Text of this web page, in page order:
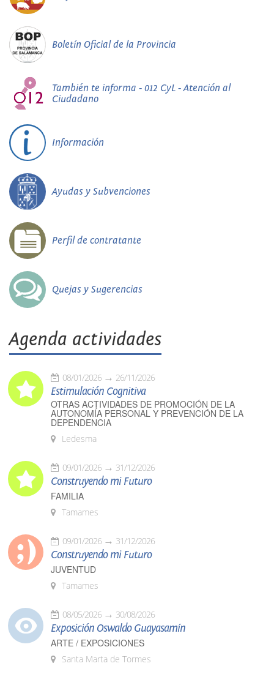
Boletín Oficial de la Provincia
También te informa - 012 CyL - Atención al
Ciudadano
Información
Ayudas y Subvenciones
Perfil de contratante
Quejas y Sugerencias
Agenda actividades
08/01/2026 26/11/2026
Estimulación Cognitiva
OTRAS ACTIVIDADES DE PROMOCIÓN DE LA
AUTONOMÍA PERSONAL Y PREVENCIÓN DE LA
DEPENDENCIA
Ledesma
09/01/2026 31/12/2026
Construyendo mi Futuro
FAMILIA
Tamames
09/01/2026 31/12/2026
Construyendo mi Futuro
JUVENTUD
Tamames
08/05/2026 30/08/2026
Exposición Oswaldo Guayasamín
ARTE / EXPOSICIONES
Santa Marta de Tormes